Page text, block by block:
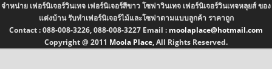
จำหน่าย เฟอร์นิเจอร์วินเทจ เฟอร์นิเจอร์สีขาว โซฟาวินเทจ เฟอร์นิเจอร์วินเทจหลุยส์ ของ
แต่งบ้าน รับทำเฟอร์นิเจอร์ไม้และโซฟาตามแบบลูกค้า ราคาถูก
Contact :088-008-3226, 088-008-3227 Email : moolaplace@hotmail.com
Copyright @ 2011 Moola Place, All Rights Reserved.